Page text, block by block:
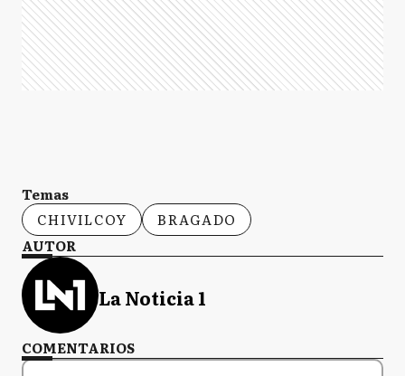
Temas
CHIVILCOY
BRAGADO
AUTOR
La Noticia 1
COMENTARIOS